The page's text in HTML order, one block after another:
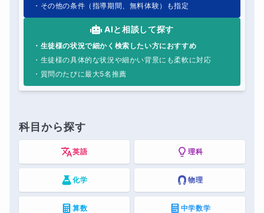
・その他の条件（指導期間、無料体験）も指定
AIと相談して探す
・生徒様の状況で細かく検索したい方におすすめ
・生徒様の具体的な状況や細かい背景にも柔軟に対応
・質問のたびに最大5名推薦
科目から探す
英語 理科
化学 物理
算数 中学数学